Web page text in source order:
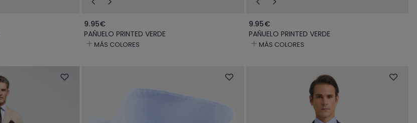
9.95€
PAÑUELO PRINTED VERDE
MÁS COLORES
9.95€
PAÑUELO PRINTED VERDE
MÁS COLORES